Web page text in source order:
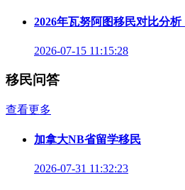
2026年瓦努阿图移民对比分
2026-07-15 11:15:28
移民问答
查看更多
加拿大NB省留学移民
2026-07-31 11:32:23